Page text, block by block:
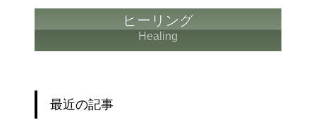
ヒーリング
Healing
最近の記事